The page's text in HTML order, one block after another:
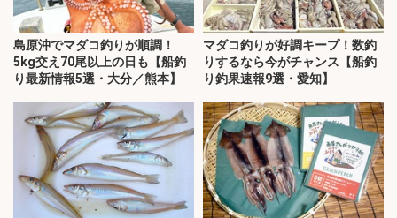
島原沖でマダコ釣りが順調！
5kg交え70尾以上の日も【船釣
り最新情報5選・大分／熊本】
マダコ釣りが好調キープ！数釣
りするなら今がチャンス【船釣
り釣果速報9選・愛知】